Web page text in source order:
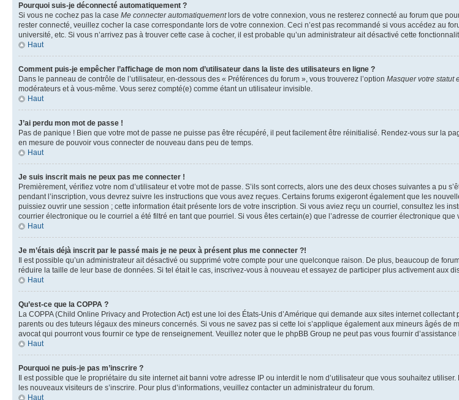
Pourquoi suis-je déconnecté automatiquement ?
Si vous ne cochez pas la case Me connecter automatiquementlors de votre connexion, vous ne resterez connecté au forum que
rester connecté, veuillez cocher la case correspondante lors de votre connexion. Ceci n’est pas recommandé si vous accédez au
université, etc. Si vous n’arrivez pas à trouver cette case à cocher, il est probable qu’un administrateur ait désactivé cette
Haut
Comment puis-je empêcher l’affichage de mon nom d’utilisateur dans la liste des utilisateurs en ligne ?
Dans le panneau de contrôle de l’utilisateur, en-dessous des « Préférences du forum », vous trouverez l’option Masquer votre statut
modérateurs et à vous-même. Vous serez compté(e) comme étant un utilisateur invisible.
Haut
J’ai perdu mon mot de passe !
Pas de panique ! Bien que votre mot de passe ne puisse pas être récupéré, il peut facilement être réinitialisé. Rendez-vous sur la
en mesure de pouvoir vous connecter de nouveau dans peu de temps.
Haut
Je suis inscrit mais ne peux pas me connecter !
Premièrement, vérifiez votre nom d’utilisateur et votre mot de passe. S’ils sont corrects, alors une des deux choses suivantes a pu
pendant l’inscription, vous devrez suivre les instructions que vous avez reçues. Certains forums exigeront également que les
puissiez ouvrir une session ; cette information était présente lors de votre inscription. Si vous aviez reçu un courriel, consultez les
courrier électronique ou le courriel a été filtré en tant que pourriel. Si vous êtes certain(e) que l’adresse de courrier électronique
Haut
Je m’étais déjà inscrit par le passé mais je ne peux à présent plus me connecter ?!
Il est possible qu’un administrateur ait désactivé ou supprimé votre compte pour une quelconque raison. De plus, beaucoup de
réduire la taille de leur base de données. Si tel était le cas, inscrivez-vous à nouveau et essayez de participer plus activement aux
Haut
Qu’est-ce que la COPPA ?
La COPPA (Child Online Privacy and Protection Act) est une loi des États-Unis d’Amérique qui demande aux sites internet
parents ou des tuteurs légaux des mineurs concernés. Si vous ne savez pas si cette loi s’applique également aux mineurs âgés
avocat qui pourront vous fournir ce type de renseignement. Veuillez noter que le phpBB Group ne peut pas vous fournir
Haut
Pourquoi ne puis-je pas m’inscrire ?
Il est possible que le propriétaire du site internet ait banni votre adresse IP ou interdit le nom d’utilisateur que vous souhaitez
les nouveaux visiteurs de s’inscrire. Pour plus d’informations, veuillez contacter un administrateur du forum.
Haut